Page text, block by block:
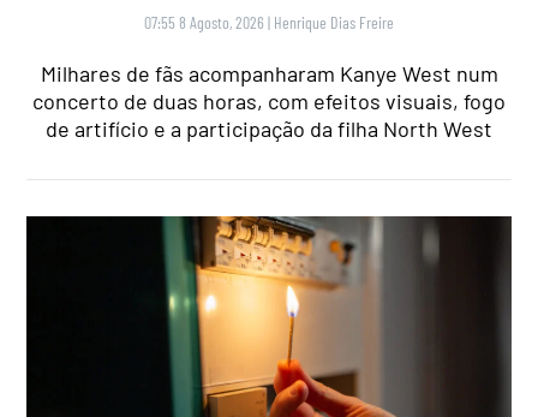
07:55 8 Agosto, 2026 | Henrique Dias Freire
Milhares de fãs acompanharam Kanye West num
concerto de duas horas, com efeitos visuais, fogo
de artifício e a participação da filha North West